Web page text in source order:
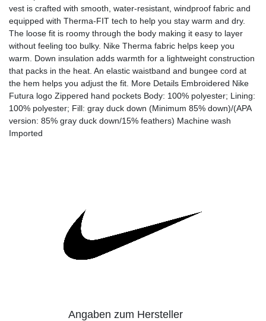
vest is crafted with smooth, water-resistant, windproof fabric and
equipped with Therma-FIT tech to help you stay warm and dry.
The loose fit is roomy through the body making it easy to layer
without feeling too bulky. Nike Therma fabric helps keep you
warm. Down insulation adds warmth for a lightweight construction
that packs in the heat. An elastic waistband and bungee cord at
the hem helps you adjust the fit. More Details Embroidered Nike
Futura logo Zippered hand pockets Body: 100% polyester; Lining:
100% polyester; Fill: gray duck down (Minimum 85% down)/(APA
version: 85% gray duck down/15% feathers) Machine wash
Imported
Angaben zum Hersteller